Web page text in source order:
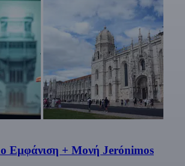
Εμφάνιση + Μονή Jerónimos